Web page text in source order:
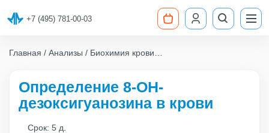
+7 (495) 781-00-03
Главная Анализы
Биохимия крови
Определение 8-ОН-
дезоксигуанозина в крови
Срок: 5 д.